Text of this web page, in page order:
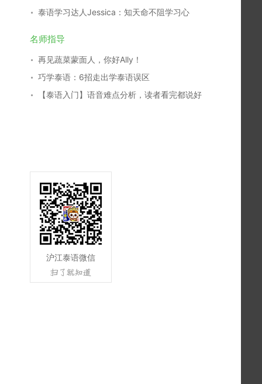
泰语学习达人Jessica：知天命不阻学习心
名师指导
再见蔬菜蒙面人，你好Ally！
巧学泰语：6招走出学泰语误区
【泰语入门】语音难点分析，读者看完都说好
沪江泰语微信